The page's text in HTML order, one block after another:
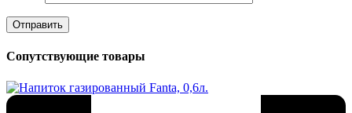
Сопутствующие товары